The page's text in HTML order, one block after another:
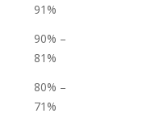
91%
90% –
81%
80% –
71%